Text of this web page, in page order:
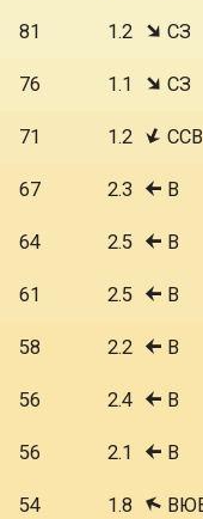
81 1.2 СЗ
76 1.1 СЗ
71 1.2 ССВ
67 2.3 В
64 2.5 В
61 2.5 В
58 2.2 В
56 2.4 В
56 2.1 В
54 1.8